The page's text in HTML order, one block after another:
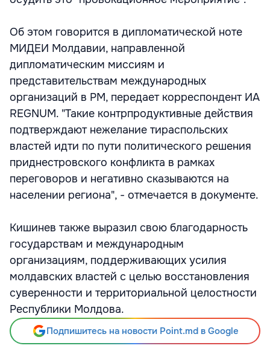
Об этом говорится в дипломатической ноте
МИДЕИ Молдавии, направленной
дипломатическим миссиям и
представительствам международных
организаций в РМ, передает корреспондент ИА
REGNUM. "Такие контрпродуктивные действия
подтверждают нежелание тираспольских
властей идти по пути политического решения
приднестровского конфликта в рамках
переговоров и негативно сказываются на
населении региона", - отмечается в документе.
Кишинев также выразил свою благодарность
государствам и международным
организациям, поддерживающих усилия
молдавских властей с целью восстановления
суверенности и территориальной целостности
Республики Молдова.
Подпишитесь на новости Point.md в Google